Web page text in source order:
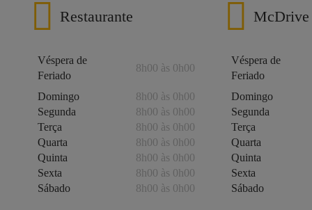
Restaurante
Véspera de
Feriado
8h00 às 0h00
Domingo
8h00 às 0h00
Segunda
8h00 às 0h00
Terça
8h00 às 0h00
Quarta
8h00 às 0h00
Quinta
8h00 às 0h00
Sexta
8h00 às 0h00
Sábado
8h00 às 0h00
McDrive
Véspera de
Feriado
Domingo
Segunda
Terça
Quarta
Quinta
Sexta
Sábado